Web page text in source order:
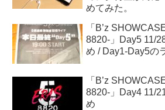
めてみた。
「B’z
8820-」Day5 11/
め / Day1-Day5の
「B’z
8820-」Day4 11/
め